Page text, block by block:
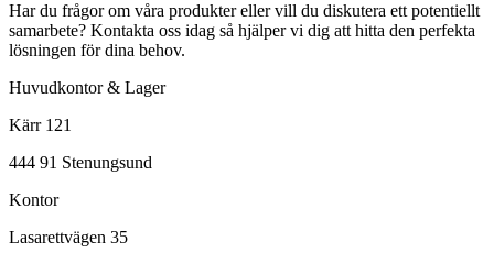
Har du frågor om våra produkter eller vill du diskutera ett potentiellt
samarbete? Kontakta oss idag så hjälper vi dig att hitta den perfekta
lösningen för dina behov.
Huvudkontor & Lager
Kärr 121
444 91 Stenungsund
Kontor
Lasarettvägen 35